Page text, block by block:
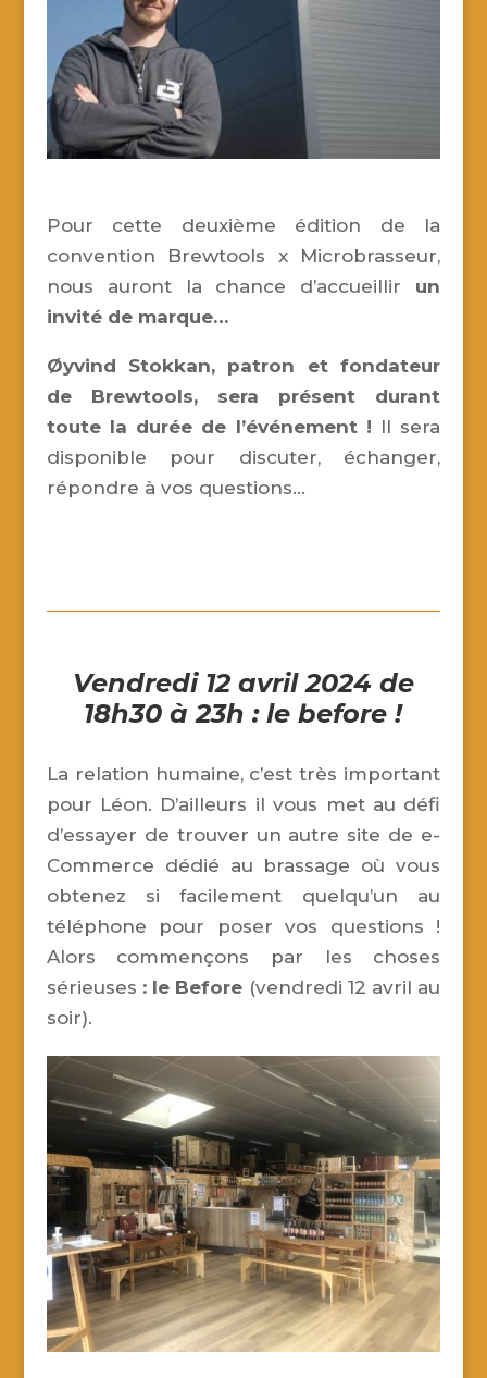
Pour cette deuxième édition de la
convention Brewtools x Microbrasseur,
nous auront la chance d’accueillir un
invité de marque…
Øyvind Stokkan, patron et fondateur
de Brewtools, sera présent durant
toute la durée de l’événement ! Il sera
disponible pour discuter, échanger,
répondre à vos questions…
Vendredi 12 avril 2024 de
18h30 à 23h : le before !
La relation humaine, c’est très important
pour Léon. D’ailleurs il vous met au défi
d’essayer de trouver un autre site de e-
Commerce dédié au brassage où vous
obtenez si facilement quelqu’un au
téléphone pour poser vos questions !
Alors commençons par les choses
sérieuses : le Before (vendredi 12 avril au
soir).